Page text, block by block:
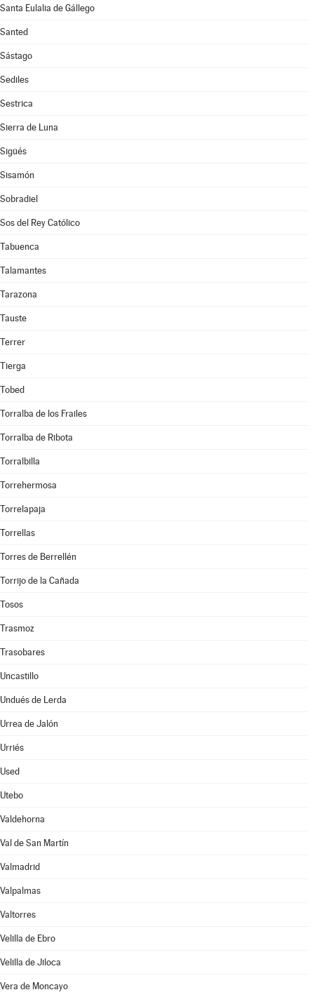
Santa Eulalia de Gállego
Santed
Sástago
Sediles
Sestrica
Sierra de Luna
Sigüés
Sisamón
Sobradiel
Sos del Rey Católico
Tabuenca
Talamantes
Tarazona
Tauste
Terrer
Tierga
Tobed
Torralba de los Frailes
Torralba de Ribota
Torralbilla
Torrehermosa
Torrelapaja
Torrellas
Torres de Berrellén
Torrijo de la Cañada
Tosos
Trasmoz
Trasobares
Uncastillo
Undués de Lerda
Urrea de Jalón
Urriés
Used
Utebo
Valdehorna
Val de San Martín
Valmadrid
Valpalmas
Valtorres
Velilla de Ebro
Velilla de Jiloca
Vera de Moncayo